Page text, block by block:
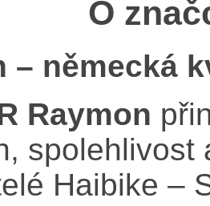
O
– německá
Raymon
Haibike –